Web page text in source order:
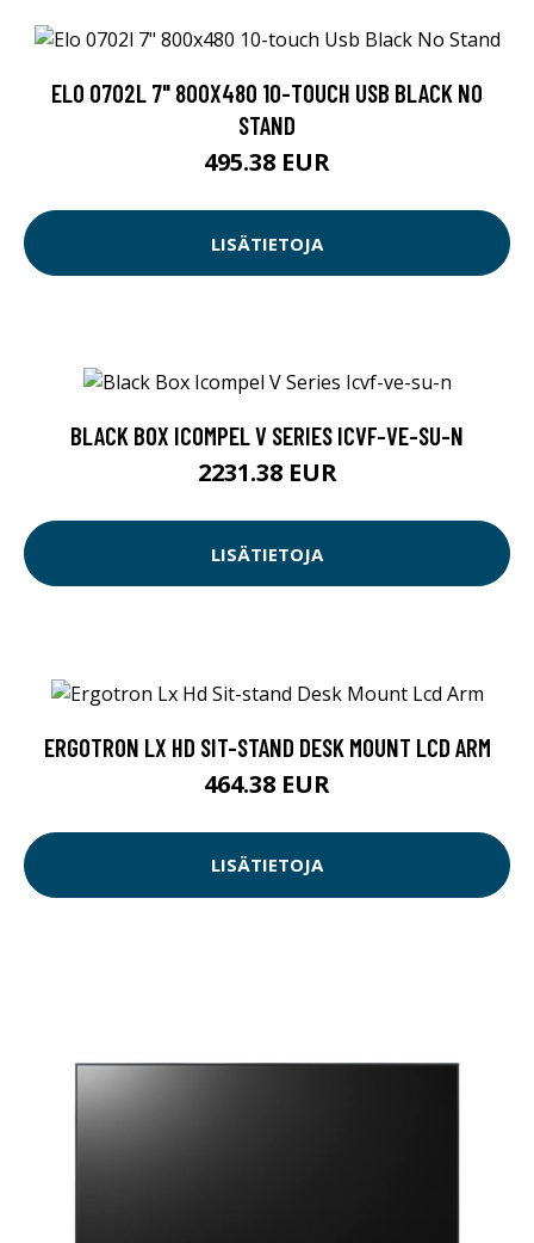
ELO 0702L 7" 800X480 10-TOUCH USB BLACK NO
STAND
495.38 EUR
LISÄTIETOJA
BLACK BOX ICOMPEL V SERIES ICVF-VE-SU-N
2231.38 EUR
LISÄTIETOJA
ERGOTRON LX HD SIT-STAND DESK MOUNT LCD ARM
464.38 EUR
LISÄTIETOJA